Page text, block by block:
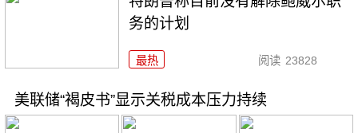
务的计划
最热 阅读 23828
美联储“褐皮书”显示关税成本压力持续